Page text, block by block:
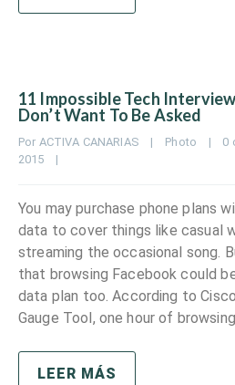
11 Impossible Tech
Don’t Want To Be Asked
Por ACTIVA CANARIAS | Photo | 0
2015 |
You may purchase phone plans
data to cover things like casual
streaming the occasional song.
that browsing Facebook could
data plan too. According to
Gauge Tool, one hour of
LEER MÁS